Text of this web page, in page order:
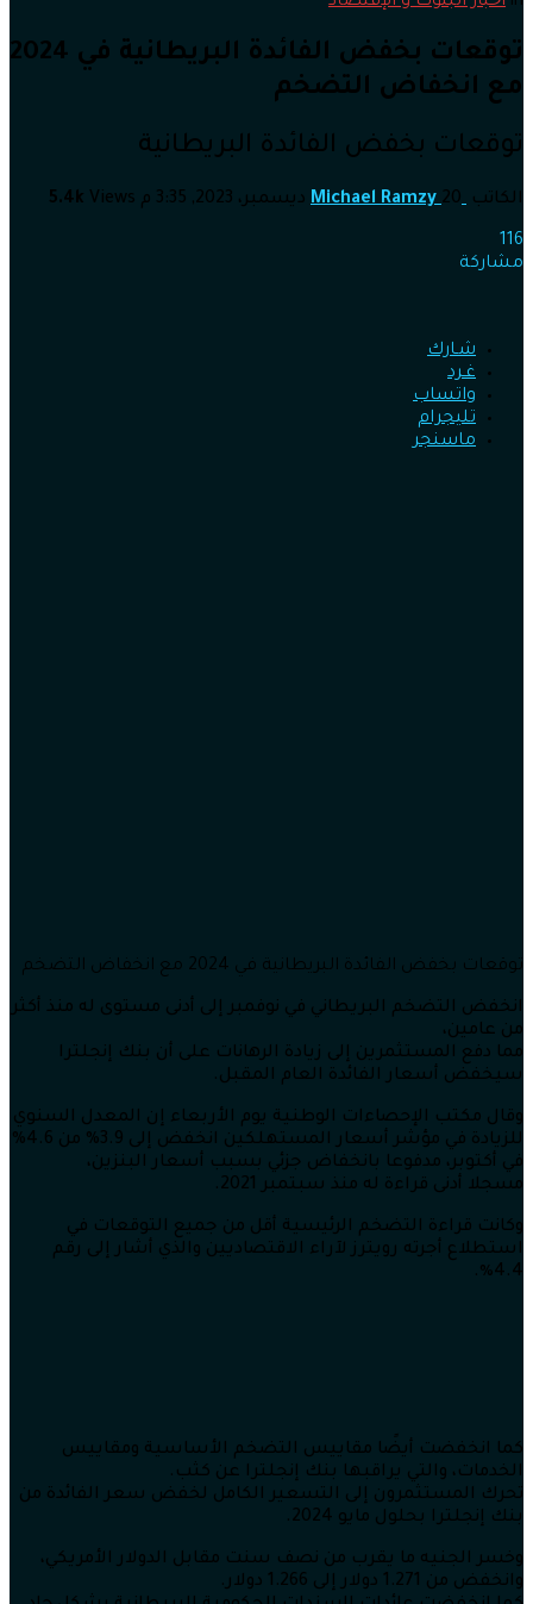
توقعات بخفض الفائدة البريطانية في 2024
مع انخفاض التضخم
توقعات بخفض الفائدة البريطانية
الكاتب Michael Ramzy 20 ديسمبر، 2023, 3:35 م 5.4k Views
116
مشاركة
شـارك
غـرد
واتساب
تليجرام
ماسنجر
توقعات بخفض الفائدة البريطانية في 2024 مع انخفاض التضخم
انخفض التضخم البريطاني في نوفمبر إلى أدنى مستوى له منذ أكثر
من عامين،
مما دفع المستثمرين إلى زيادة الرهانات على أن بنك إنجلترا
سيخفض أسعار الفائدة العام المقبل.
وقال مكتب الإحصاءات الوطنية يوم الأربعاء إن المعدل السنوي
للزيادة في مؤشر أسعار المستهلكين انخفض إلى 3.9% من 4.6%
في أكتوبر، مدفوعا بانخفاض جزئي بسبب أسعار البنزين،
مسجلا أدنى قراءة له منذ سبتمبر 2021.
وكانت قراءة التضخم الرئيسية أقل من جميع التوقعات في
استطلاع أجرته رويترز لآراء الاقتصاديين والذي أشار إلى رقم
4.4٪.
كما انخفضت أيضًا مقاييس التضخم الأساسية ومقاييس
الخدمات، والتي يراقبها بنك إنجلترا عن كثب.
تحرك المستثمرون إلى التسعير الكامل لخفض سعر الفائدة من
بنك إنجلترا بحلول مايو 2024.
وخسر الجنيه ما يقرب من نصف سنت مقابل الدولار الأمريكي،
وانخفض من 1.271 دولار إلى 1.266 دولار.